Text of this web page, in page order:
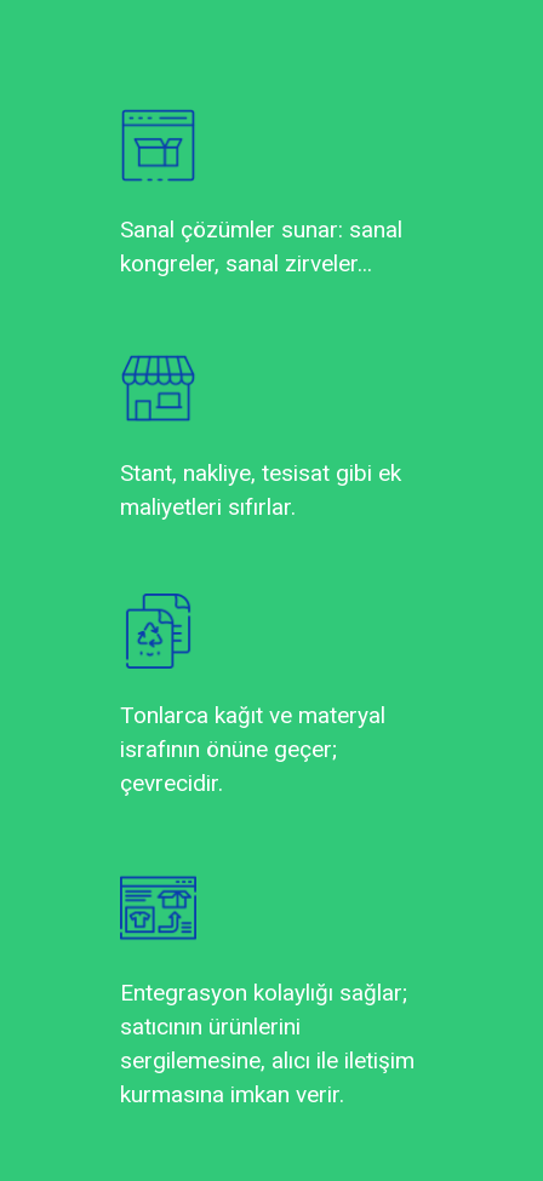
Sanal çözümler sunar: sanal
kongreler, sanal zirveler...
Stant, nakliye, tesisat gibi ek
maliyetleri sıfırlar.
Tonlarca kağıt ve materyal
israfının önüne geçer;
çevrecidir.
Entegrasyon kolaylığı sağlar;
satıcının ürünlerini
sergilemesine, alıcı ile iletişim
kurmasına imkan verir.